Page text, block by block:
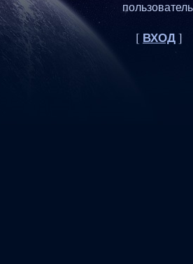
[ ВХОД]